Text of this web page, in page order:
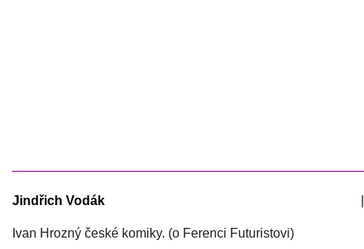
Jindřich Vodák
Ivan Hrozný české komiky. (o Ferenci Futuristovi)